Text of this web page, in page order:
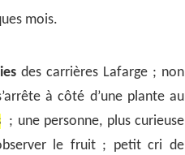
mois.
des carrières Lafarge ; non
à côté d’une plante au
; une personne, plus curieuse
le fruit ; petit cri de